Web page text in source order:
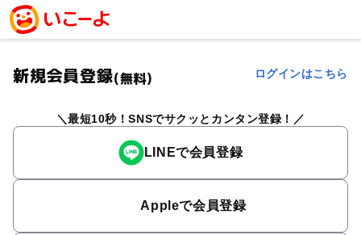
新規会員登録(無料) ログインはこちら
最短10秒！SNSでサクッとカンタン登録！
LINEで会員登録
Appleで会員登録